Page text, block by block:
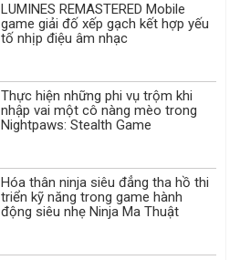
LUMINES REMASTERED Mobile
game giải đố xếp gạch kết hợp yếu
tố nhịp điệu âm nhạc
Thực hiện những phi vụ trộm khi
nhập vai một cô nàng mèo trong
Nightpaws: Stealth Game
Hóa thân ninja siêu đẳng tha hồ thi
triển kỹ năng trong game hành
động siêu nhẹ Ninja Ma Thuật